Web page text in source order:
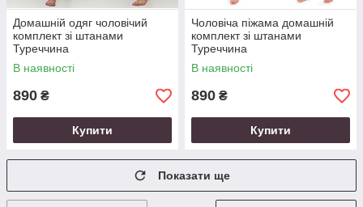
Домашній одяг чоловічий
комплект зі штанами
Туреччина
В наявності
890 ₴
Купити
Чоловіча піжама домашній
комплект зі штанами
Туреччина
В наявності
890 ₴
Купити
Показати ще